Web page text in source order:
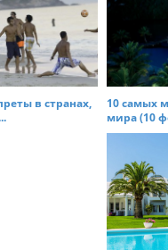
в странах,
10 самых
мира (10